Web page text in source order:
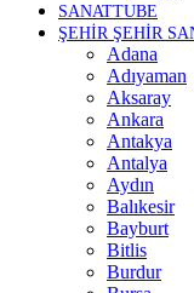
SANATTUBE
ŞEHİR ŞEHİR
Adana
Adıyaman
Aksaray
Ankara
Antakya
Antalya
Aydın
Balıkesir
Bayburt
Bitlis
Burdur